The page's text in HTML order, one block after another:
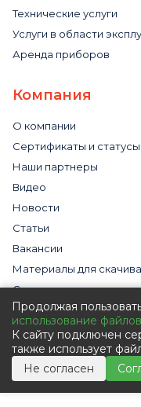
Технические услуги
Услуги в области
Аренда приборов
Компания
О компании
Сертификаты и статусы
Наши партнеры
Видео
Новости
Статьи
Вакансии
Материалы для
Cогласие на
Обработка
«Яндекс.Метрика»
Политика в отношении
Пользовательское
Согласие на обработку
Продолжая
использование
К сайту подключен
также использует
Не согласен